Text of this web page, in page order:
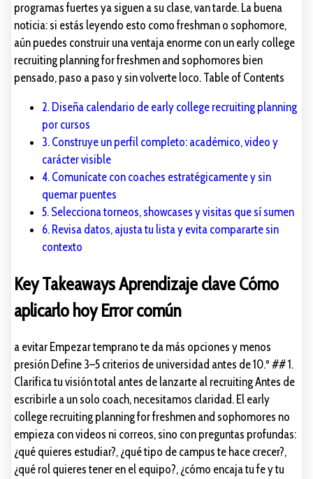
programas fuertes ya siguen a su clase, van tarde. La buena
noticia: si estás leyendo esto como freshman o sophomore,
aún puedes construir una ventaja enorme con un early college
recruiting planning for freshmen and sophomores bien
pensado, paso a paso y sin volverte loco. Table of Contents
2. Diseña calendario de early college recruiting planning
por cursos
3. Construye un perfil completo: académico, video y
carácter visible
4. Comunícate con coaches estratégicamente y sin
quemar puentes
5. Selecciona torneos, showcases y visitas que sí sumen
6. Revisa datos, ajusta tu lista y evita compararte sin
contexto
Key Takeaways Aprendizaje clave Cómo
aplicarlo hoy Error común
a evitar Empezar temprano te da más opciones y menos
presión Define 3–5 criterios de universidad antes de 10.º ## 1.
Clarifica tu visión total antes de lanzarte al recruiting Antes de
escribirle a un solo coach, necesitamos claridad. El early
college recruiting planning for freshmen and sophomores no
empieza con videos ni correos, sino con preguntas profundas:
¿qué quieres estudiar?, ¿qué tipo de campus te hace crecer?,
¿qué rol quieres tener en el equipo?, ¿cómo encaja tu fe y tu